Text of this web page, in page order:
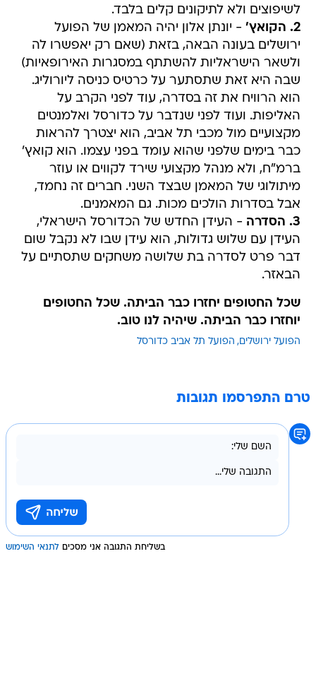
לשיפוצים ולא לתיקונים קלים בלבד.
2. הקואץ'
- יונתן אלון יהיה המאמן של הפועל
ירושלים בעונה הבאה, בזאת (שאם רק יאפשרו לה
ולשאר הישראליות להשתתף במסגרות האירופאיות)
שבה היא זאת שתסתער על כרטיס כניסה ליורוליג.
הוא הרוויח את זה בסדרה, עוד לפני הקרב על
האליפות. ועוד לפני שנדבר על כדורסל ואלמנטים
מקצועיים מול מכבי תל אביב, הוא יצטרך להראות
כבר בימים שלפני שהוא עומד בפני עצמו. הוא קואץ'
ברמ"ח, ולא מנהל מקצועי שירד לקווים או עוזר
מיתולוגי של המאמן שבצד השני. חברים זה נחמד,
אבל בסדרות הולכים מכות. גם המאמנים.
3. הסדרה
- העידן החדש של הכדורסל הישראלי,
העידן עם שלוש גדולות, הוא עידן שבו לא נקבל שום
דבר פרט לסדרה בת שלושה משחקים שתסתיים על
הבאזר.
שכל החטופים יחזרו כבר הביתה. שכל החטופים
יוחזרו כבר הביתה. שיהיה לנו טוב.
הפועל ירושלים הפועל תל אביב כדורסל
טרם התפרסמו תגובות
בשליחת התגובה אני מסכים לתנאי השימוש